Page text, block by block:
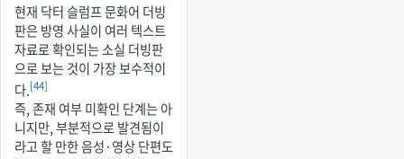
현재 닥터 슬럼프 문화어 더빙
판은 방영 사실이 여러 텍스트
자료로 확인되는 소실 더빙판
으로 보는 것이 가장 보수적이
다.[44]
즉, 존재 여부 미확인 단계는 아
니지만, 부분적으로 발견됨이
라고 할 만한 음성·영상 단편도